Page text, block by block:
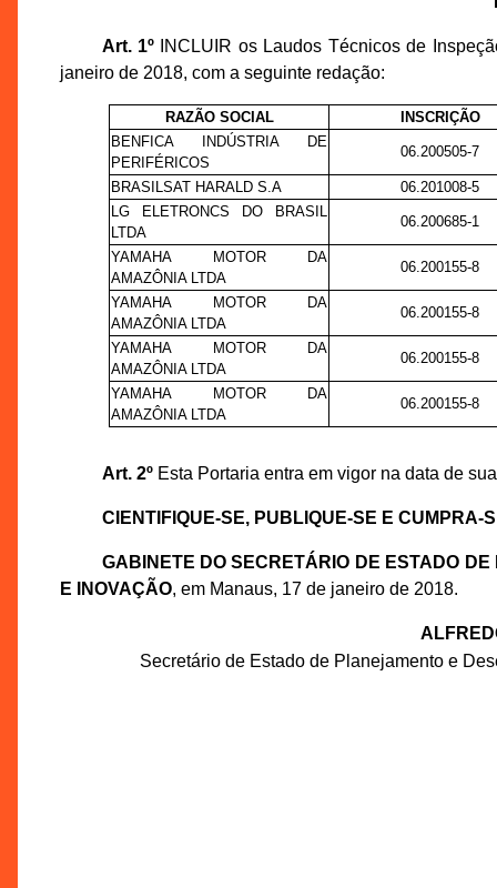
Art. 1º INCLUIR os Laudos Técnicos de
janeiro de 2018, com a seguinte redação:
RAZÃO SOCIAL
INSCRIÇÃO
BENFICA INDÚSTRIA DE
PERIFÉRICOS
06.200505-7
BRASILSAT HARALD S.A
06.201008-5
LG ELETRONCS DO BRASIL
LTDA
06.200685-1
YAMAHA MOTOR DA
AMAZÔNIA LTDA
06.200155-8
YAMAHA MOTOR DA
AMAZÔNIA LTDA
06.200155-8
YAMAHA MOTOR DA
AMAZÔNIA LTDA
06.200155-8
YAMAHA MOTOR DA
AMAZÔNIA LTDA
06.200155-8
Art. 2ºEsta Portaria entra em vigor na data de
CIENTIFIQUE-SE, PUBLIQUE-SE E CUMPRA-
GABINETE DO SECRETÁRIO DE ESTADO
E INOVAÇÃO, em Manaus, 17 de janeiro de 2018.
Secretário de Estado de Planejamento e